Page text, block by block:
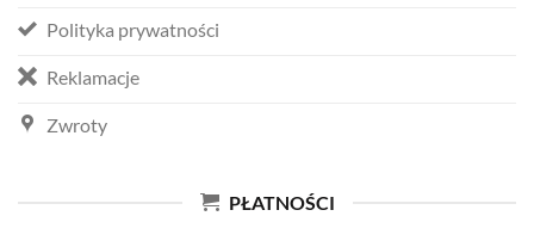
Polityka prywatności
Reklamacje
Zwroty
PŁATNOŚCI